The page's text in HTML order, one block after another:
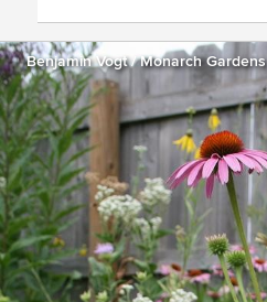
Benjamin Vogt / Monarch Gardens